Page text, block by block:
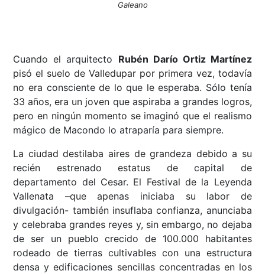
Galeano
Cuando el arquitecto Rubén Darío Ortiz Martínez
pisó el suelo de Valledupar por primera vez, todavía
no era consciente de lo que le esperaba. Sólo tenía
33 años, era un joven que aspiraba a grandes logros,
pero en ningún momento se imaginó que el realismo
mágico de Macondo lo atraparía para siempre.
La ciudad destilaba aires de grandeza debido a su
recién estrenado estatus de capital de
departamento del Cesar. El Festival de la Leyenda
Vallenata –que apenas iniciaba su labor de
divulgación- también insuflaba confianza, anunciaba
y celebraba grandes reyes y, sin embargo, no dejaba
de ser un pueblo crecido de 100.000 habitantes
rodeado de tierras cultivables con una estructura
densa y edificaciones sencillas concentradas en los